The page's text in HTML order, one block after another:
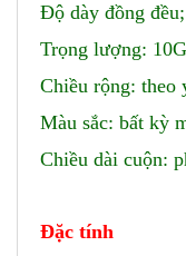
Độ dày đồng đều;
Trọng lượng:
Chiều rộng: theo
Màu sắc: bất kỳ
Chiều dài cuộn:
Đặc tính